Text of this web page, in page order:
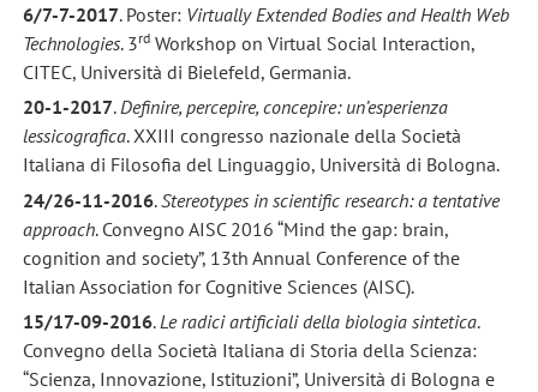
6/7-7-2017. Poster: Virtually Extended Bodies and Health Web
Technologies. 3rdWorkshop on Virtual Social Interaction,
CITEC, Università di Bielefeld, Germania.
20-1-2017.Definire, percepire, concepire: un’esperienza
lessicografica. XXIII congresso nazionale della Società
Italiana di Filosofia del Linguaggio, Università di Bologna.
24/26-11-2016.Stereotypes in scientific research: a tentative
approach. Convegno AISC 2016 “Mind the gap: brain,
cognition and society”, 13th Annual Conference of the
Italian Association for Cognitive Sciences (AISC).
15/17-09-2016. Le radici artificiali della biologia sintetica.
Convegno della Società Italiana di Storia della Scienza:
“Scienza, Innovazione, Istituzioni”, Università di Bologna e